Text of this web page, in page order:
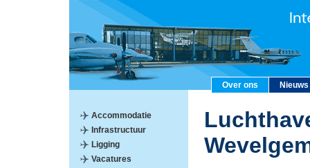
Over ons Nieuws
Accommodatie
Infrastructuur
Ligging
Vacatures